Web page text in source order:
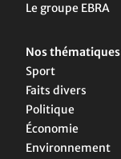
Le groupe EBRA
Nos thématiques
Sport
Faits divers
Politique
Économie
Environnement